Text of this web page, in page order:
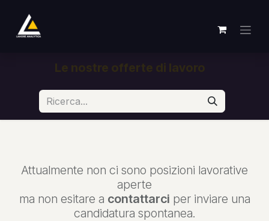
Attualmente non ci sono posizioni lavorative
aperte
ma non esitare a contattarci per inviare una
candidatura spontanea.